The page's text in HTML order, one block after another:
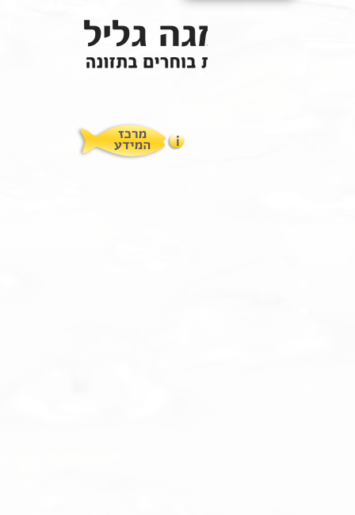
מרכז המטפלים
מרכז המידע